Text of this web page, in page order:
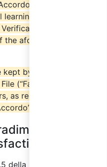
tests will be
Report’ as
aforementioned
by the training
(“Fascicolo del
as required by point
/
della parte IV